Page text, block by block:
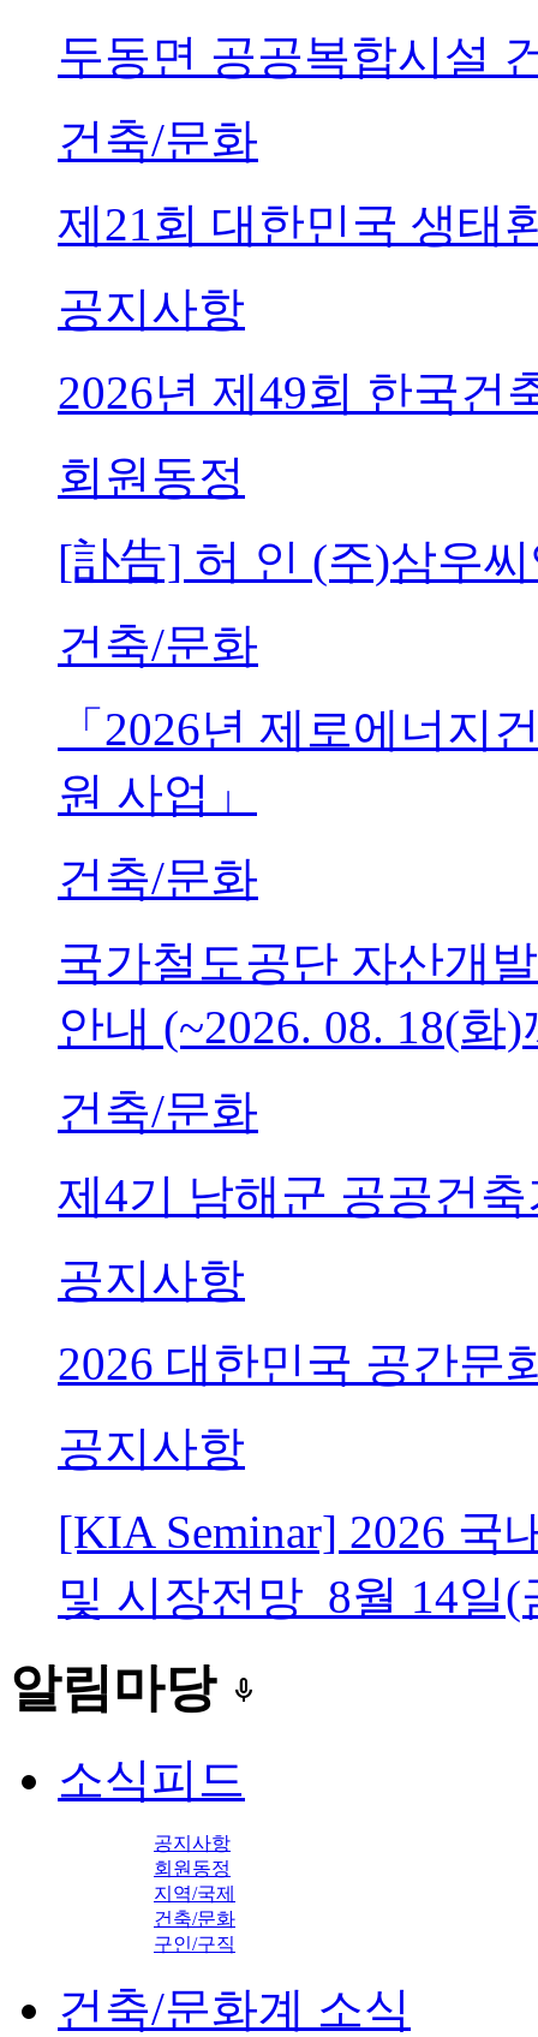
두동면 공공복합시설
건축/문화
제21회 대한민국 생태
공지사항
2026년 제49회 한국건
회원동정
[訃告] 허 인 (주)삼우
건축/문화
「2026년 제로에너지
원 사업」
건축/문화
국가철도공단 자산개
안내 (~2026. 08. 18(화
건축/문화
제4기 남해군 공공건
공지사항
2026 대한민국 공간문
공지사항
[KIA Seminar] 2026 국
및 시장전망_8월 14일(
알림마당 keyboard_voice
소식피드
공지사항
회원동정
지역/국제
건축/문화
구인/구직
건축/문화계 소식